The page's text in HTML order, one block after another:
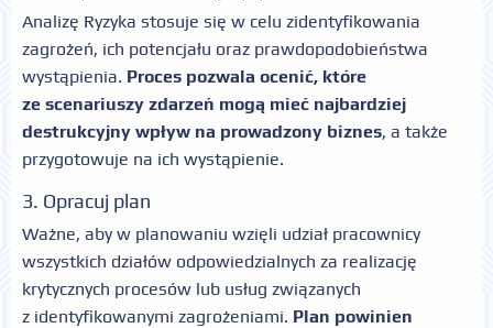
Analizę Ryzyka stosuje się w celu zidentyfikowania
zagrożeń, ich potencjału oraz prawdopodobieństwa
wystąpienia. Proces pozwala ocenić, które
ze scenariuszy zdarzeń mogą mieć najbardziej
destrukcyjny wpływ na prowadzony biznes, a także
przygotowuje na ich wystąpienie.
3. Opracuj plan
Ważne, aby w planowaniu wzięli udział pracownicy
wszystkich działów odpowiedzialnych za realizację
krytycznych procesów lub usług związanych
z identyfikowanymi zagrożeniami. Plan powinien